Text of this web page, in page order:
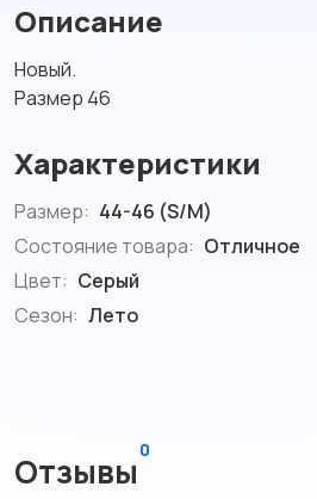
Описание
Новый.
Размер 46
Характеристики
Размер: 44-46 (S/M)
Состояние товара: Отличное
Цвет: Серый
Сезон: Лето
Отзывы
0